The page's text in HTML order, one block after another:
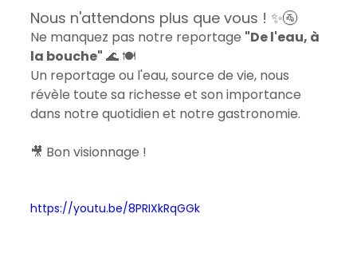
Nous n'attendons plus que vous ! ✨🚰
Ne manquez pas notre reportage "De l'eau, à
la bouche" 🌊 🍽️
Un reportage ou l'eau, source de vie, nous
révèle toute sa richesse et son importance
dans notre quotidien et notre gastronomie.
🎥 Bon visionnage !
https://youtu.be/8PRIXkRqGGk